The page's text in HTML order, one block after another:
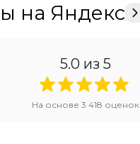
на Яндекс
5.0 из 5
На основе 3 418 оценок